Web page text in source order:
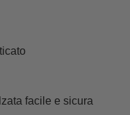
facile e sicura